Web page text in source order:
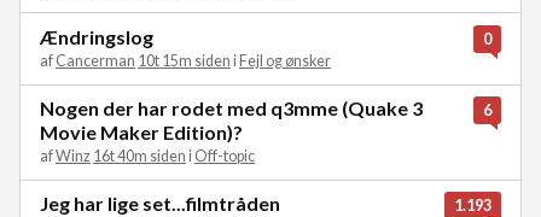
Ændringslog
af Cancerman 10t 15m siden i Fejl og ønsker
0
Nogen der har rodet med q3mme (Quake 3
Movie Maker Edition)?
afWinz 16t 40m siden i Off-topic
6
Jeg har lige set...filmtråden 1.193